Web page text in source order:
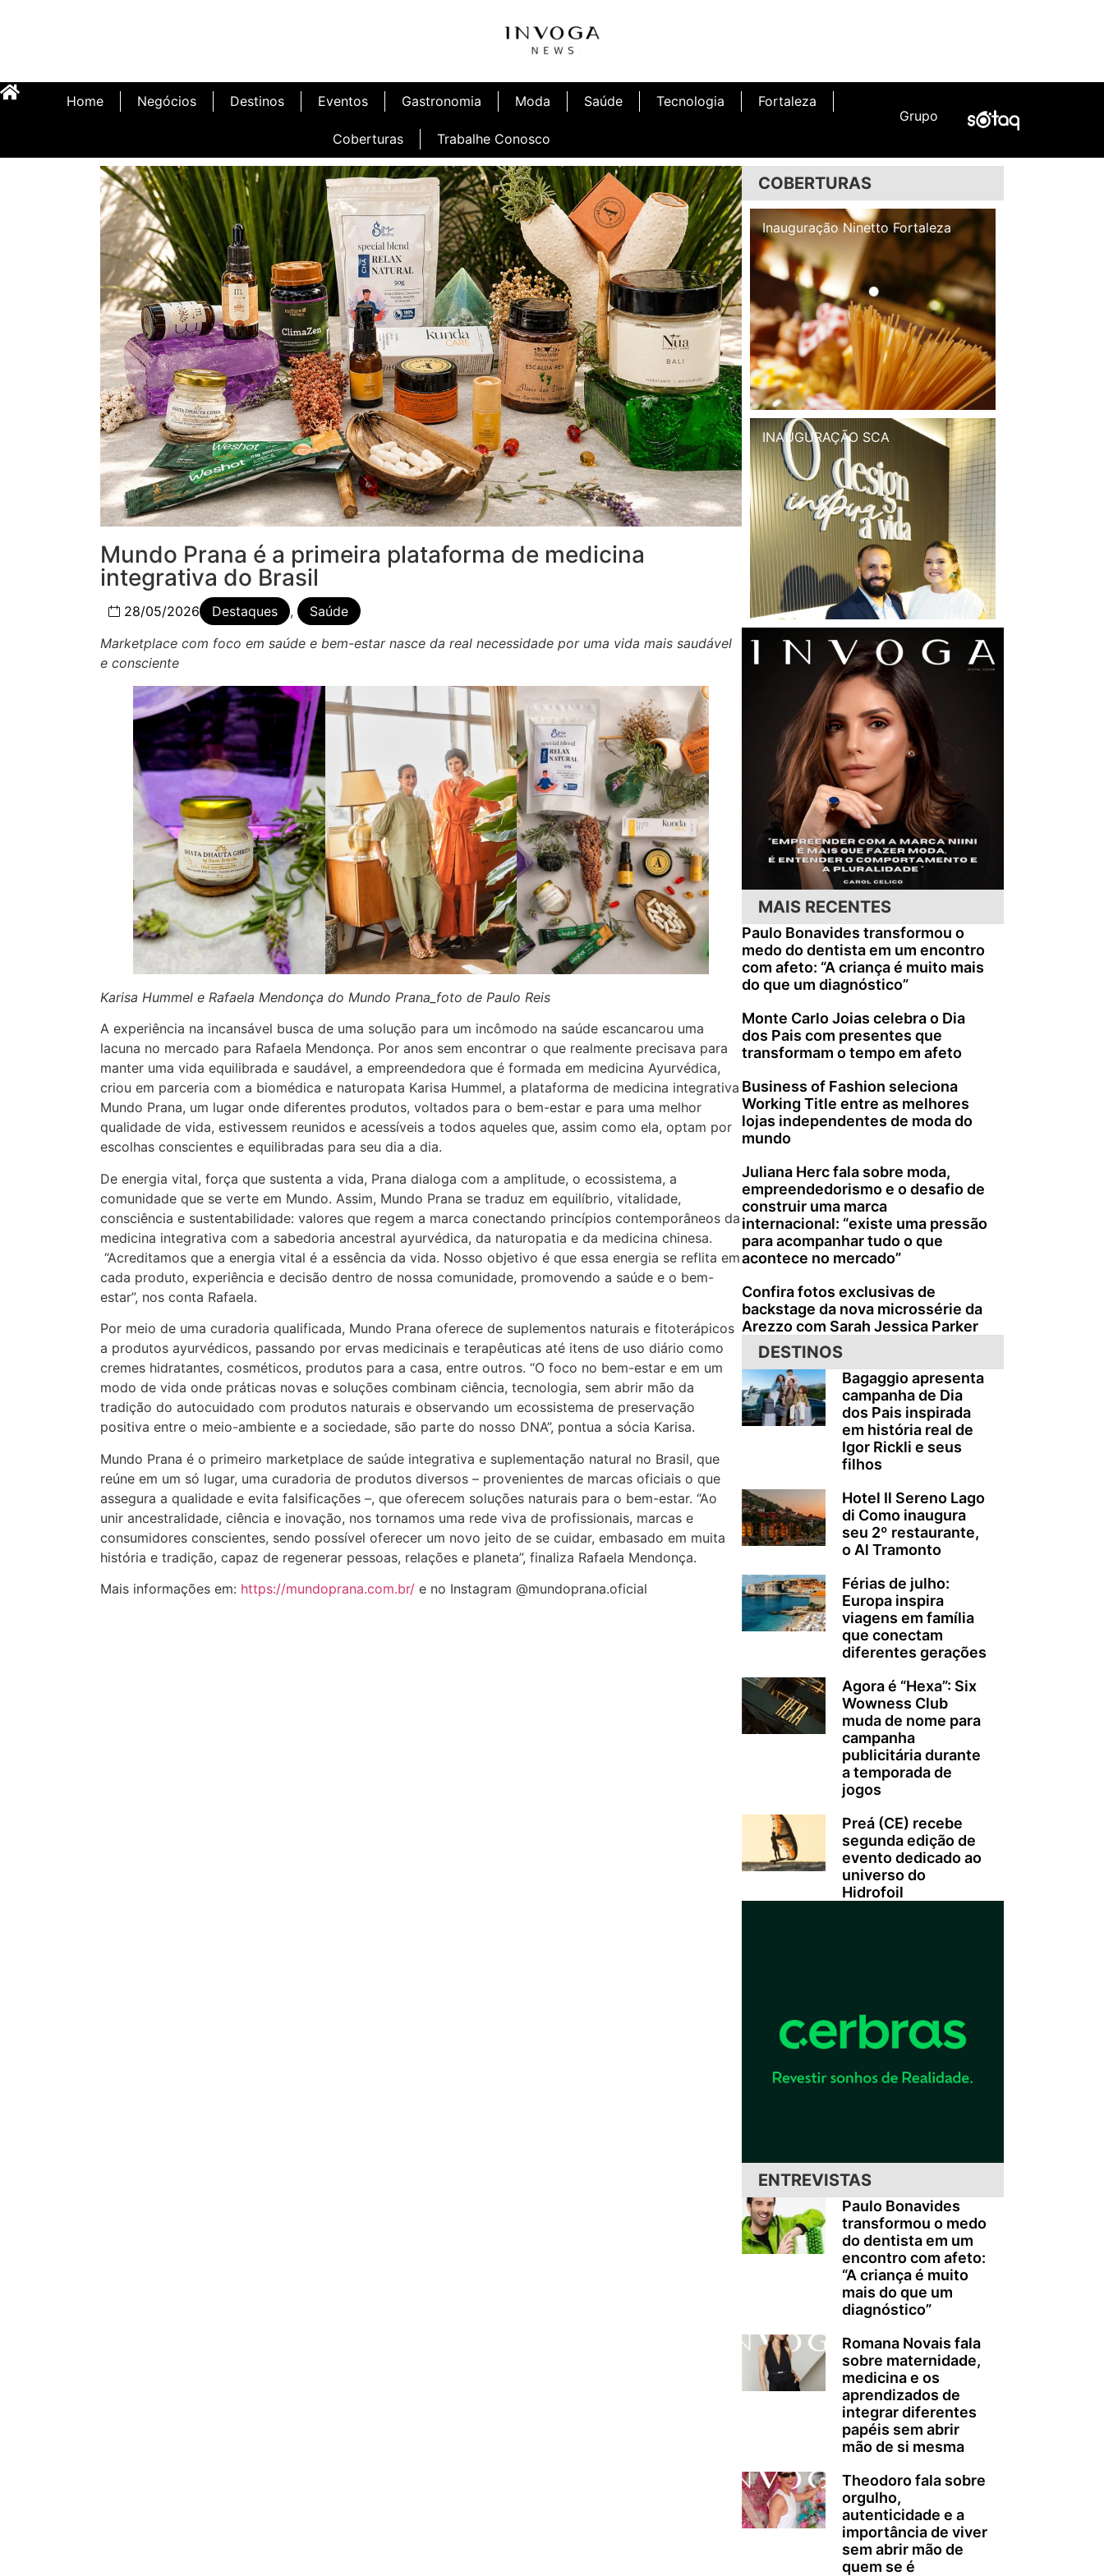
Home Negócios Destinos Eventos Gastronomia Moda Saúde Tecnologia Fortaleza
Coberturas Trabalhe Conosco
Grupo
Mundo Prana é a primeira plataforma de medicina
integrativa do Brasil
28/05/2026 Destaques ,
Saúde
Marketplace com foco em saúde e bem-estar nasce da real necessidade por uma vida mais saudável
e consciente
Karisa Hummel e Rafaela Mendonça do Mundo Prana_foto de Paulo Reis
A experiência na incansável busca de uma solução para um incômodo na saúde escancarou uma
lacuna no mercado para Rafaela Mendonça. Por anos sem encontrar o que realmente precisava para
manter uma vida equilibrada e saudável, a empreendedora que é formada em medicina Ayurvédica,
criou em parceria com a biomédica e naturopata Karisa Hummel, a plataforma de medicina integrativa
Mundo Prana, um lugar onde diferentes produtos, voltados para o bem-estar e para uma melhor
qualidade de vida, estivessem reunidos e acessíveis a todos aqueles que, assim como ela, optam por
escolhas conscientes e equilibradas para seu dia a dia.
De energia vital, força que sustenta a vida, Prana dialoga com a amplitude, o ecossistema, a
comunidade que se verte em Mundo. Assim, Mundo Prana se traduz em equilíbrio, vitalidade,
consciência e sustentabilidade: valores que regem a marca conectando princípios contemporâneos da
medicina integrativa com a sabedoria ancestral ayurvédica, da naturopatia e da medicina chinesa.
“Acreditamos que a energia vital é a essência da vida. Nosso objetivo é que essa energia se reflita em
cada produto, experiência e decisão dentro de nossa comunidade, promovendo a saúde e o bem-
estar”, nos conta Rafaela.
Por meio de uma curadoria qualificada, Mundo Prana oferece de suplementos naturais e fitoterápicos
a produtos ayurvédicos, passando por ervas medicinais e terapêuticas até itens de uso diário como
cremes hidratantes, cosméticos, produtos para a casa, entre outros. “O foco no bem-estar e em um
modo de vida onde práticas novas e soluções combinam ciência, tecnologia, sem abrir mão da
tradição do autocuidado com produtos naturais e observando um ecossistema de preservação
positiva entre o meio-ambiente e a sociedade, são parte do nosso DNA”, pontua a sócia Karisa.
Mundo Prana é o primeiro marketplace de saúde integrativa e suplementação natural no Brasil, que
reúne em um só lugar, uma curadoria de produtos diversos – provenientes de marcas oficiais o que
assegura a qualidade e evita falsificações –, que oferecem soluções naturais para o bem-estar. “Ao
unir ancestralidade, ciência e inovação, nos tornamos uma rede viva de profissionais, marcas e
consumidores conscientes, sendo possível oferecer um novo jeito de se cuidar, embasado em muita
história e tradição, capaz de regenerar pessoas, relações e planeta”, finaliza Rafaela Mendonça.
Mais informações em: https://mundoprana.com.br/ e no Instagram @mundoprana.oficial
COBERTURAS
Inauguração Illa Café Inauguração Ninetto Fortaleza Inauguração Illa Café
INAUGURAÇÃO SCA
MAIS RECENTES
Paulo Bonavides transformou o
medo do dentista em um encontro
com afeto: “A criança é muito mais
do que um diagnóstico”
Monte Carlo Joias celebra o Dia
dos Pais com presentes que
transformam o tempo em afeto
Business of Fashion seleciona
Working Title entre as melhores
lojas independentes de moda do
mundo
Juliana Herc fala sobre moda,
empreendedorismo e o desafio de
construir uma marca
internacional: “existe uma pressão
para acompanhar tudo o que
acontece no mercado”
Confira fotos exclusivas de
backstage da nova microssérie da
Arezzo com Sarah Jessica Parker
DESTINOS
Bagaggio apresenta
campanha de Dia
dos Pais inspirada
em história real de
Igor Rickli e seus
filhos
Hotel Il Sereno Lago
di Como inaugura
seu 2º restaurante,
o Al Tramonto
Férias de julho:
Europa inspira
viagens em família
que conectam
diferentes gerações
Agora é “Hexa”: Six
Wowness Club
muda de nome para
campanha
publicitária durante
a temporada de
jogos
Preá (CE) recebe
segunda edição de
evento dedicado ao
universo do
Hidrofoil
ENTREVISTAS
Paulo Bonavides
transformou o medo
do dentista em um
encontro com afeto:
“A criança é muito
mais do que um
diagnóstico”
Romana Novais fala
sobre maternidade,
medicina e os
aprendizados de
integrar diferentes
papéis sem abrir
mão de si mesma
Theodoro fala sobre
orgulho,
autenticidade e a
importância de viver
sem abrir mão de
quem se é